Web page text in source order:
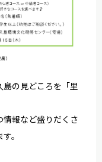
の見どころを「里
報など盛りだくさ
。